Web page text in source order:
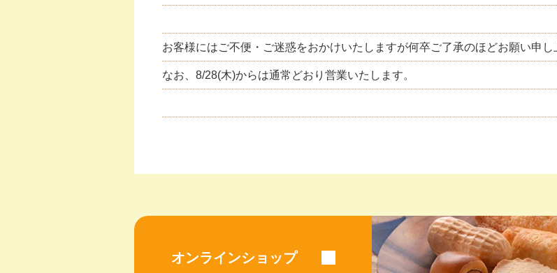
お客様にはご不便・ご迷惑をおかけいたしますが何卒ご了承のほどお願い申し
なお、8/28(木)からは通常どおり営業いたします。
オンラインショップ